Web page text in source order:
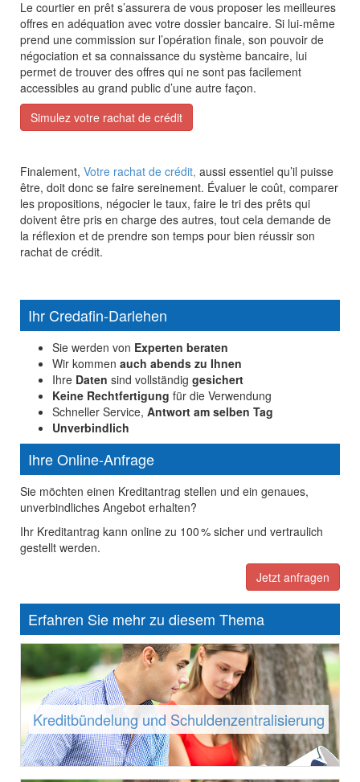
Le courtier en prêt s’assurera de vous proposer les meilleures
offres en adéquation avec votre dossier bancaire. Si lui-même
prend une commission sur l’opération finale, son pouvoir de
négociation et sa connaissance du système bancaire, lui
permet de trouver des offres qui ne sont pas facilement
accessibles au grand public d’une autre façon.
Simulez votre rachat de crédit
Finalement, Votre rachat de crédit, aussi essentiel qu’il puisse
être, doit donc se faire sereinement. Évaluer le coût, comparer
les propositions, négocier le taux, faire le tri des prêts qui
doivent être pris en charge des autres, tout cela demande de
la réflexion et de prendre son temps pour bien réussir son
rachat de crédit.
Ihr Credafin-Darlehen
Sie werden von Experten beraten
Wir kommen auch abends zu Ihnen
Ihre Daten sind vollständig gesichert
Keine Rechtfertigung für die Verwendung
Schneller Service, Antwort am selben Tag
Unverbindlich
Ihre Online-Anfrage
Sie möchten einen Kreditantrag stellen und ein genaues,
unverbindliches Angebot erhalten?
Ihr Kreditantrag kann online zu 100 % sicher und vertraulich
gestellt werden.
Jetzt anfragen
Erfahren Sie mehr zu diesem Thema
Kreditbündelung und Schuldenzentralisierung